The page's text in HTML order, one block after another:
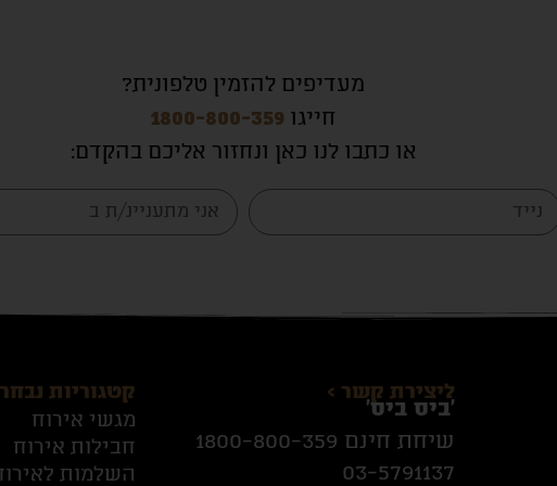
מעדיפים להזמין טלפונית?
חייגו 1800-800-359
או כתבו לנו כאן ונחזור אליכם בהקדם:
ליצירת קשר >
׳ביס ביס׳
שיחת חינם 1800-800-359
03-5791137
קטגוריות
מגשי אירוח
חבילות אירוח
השלמות